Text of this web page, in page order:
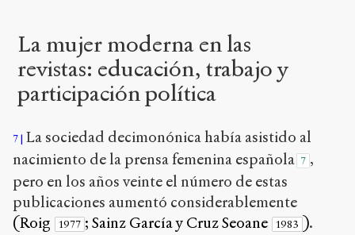
La mujer moderna en las
revistas: educación, trabajo y
participación política
7 La sociedad decimonónica había asistido al
nacimiento de la prensa femenina española 7 ,
pero en los años veinte el número de estas
publicaciones aumentó considerablemente
(Roig
1977 ; Sainz García y Cruz Seoane 1983 ).